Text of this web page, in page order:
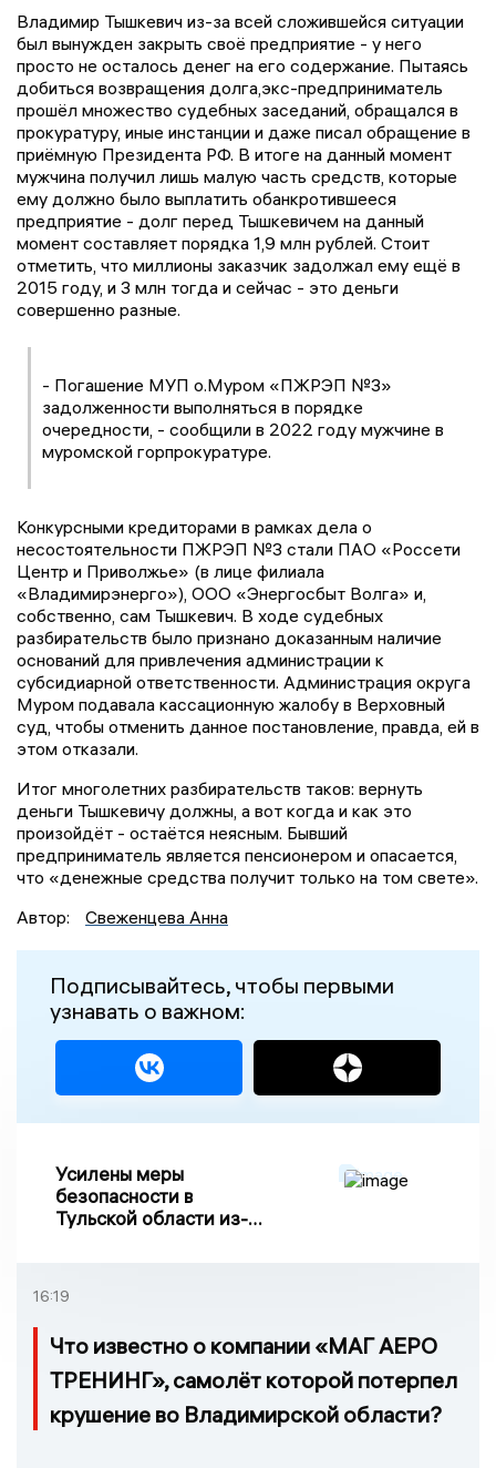
Владимир Тышкевич из-за всей сложившейся ситуации
был вынужден закрыть своё предприятие - у него
просто не осталось денег на его содержание. Пытаясь
добиться возвращения долга,экс-предприниматель
прошёл множество судебных заседаний, обращался в
прокуратуру, иные инстанции и даже писал обращение в
приёмную Президента РФ. В итоге на данный момент
мужчина получил лишь малую часть средств, которые
ему должно было выплатить обанкротившееся
предприятие - долг перед Тышкевичем на данный
момент составляет порядка 1,9 млн рублей. Стоит
отметить, что миллионы заказчик задолжал ему ещё в
2015 году, и 3 млн тогда и сейчас - это деньги
совершенно разные.
- Погашение МУП о.Муром «ПЖРЭП №3»
задолженности выполняться в порядке
очередности, - сообщили в 2022 году мужчине в
муромской горпрокуратуре.
Конкурсными кредиторами в рамках дела о
несостоятельности ПЖРЭП №3 стали ПАО «Россети
Центр и Приволжье» (в лице филиала
«Владимирэнерго»), ООО «Энергосбыт Волга» и,
собственно, сам Тышкевич. В ходе судебных
разбирательств было признано доказанным наличие
оснований для привлечения администрации к
субсидиарной ответственности. Администрация округа
Муром подавала кассационную жалобу в Верховный
суд, чтобы отменить данное постановление, правда, ей в
этом отказали.
Итог многолетних разбирательств таков: вернуть
деньги Тышкевичу должны, а вот когда и как это
произойдёт - остаётся неясным. Бывший
предприниматель является пенсионером и опасается,
что «денежные средства получит только на том свете».
Автор:
Свеженцева Анна
Подписывайтесь, чтобы первыми
узнавать о важном:
Усилены меры
безопасности в
Тульской области из-за
16:19
Что известно о компании «МАГ АЕРО
ТРЕНИНГ», самолёт которой потерпел
крушение во Владимирской области?